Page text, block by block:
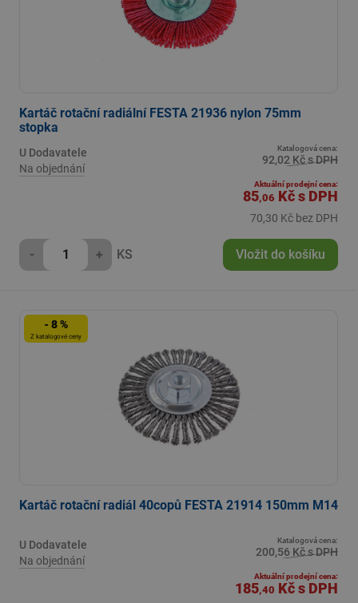
Kartáč rotační radiální FESTA 21936 nylon 75mm
stopka
U Dodavatele
Na objednání
Katalogová cena:
92,02 Kč s DPH
Aktuální prodejní cena:
85,06 Kčs DPH
70,30 Kč bez DPH
- + KS Vložit do košíku
- 8 %
Z katalogové ceny
Kartáč rotační radiál 40copů FESTA 21914 150mm M14
U Dodavatele
Na objednání
Katalogová cena:
200,56 Kč s DPH
Aktuální prodejní cena:
185,40 Kčs DPH